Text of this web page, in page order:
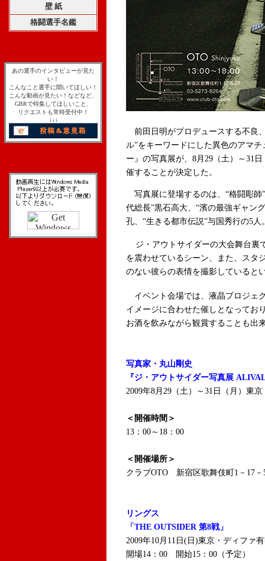
壁 紙
格闘選手名鑑
あの選手のインタビューが見た
い！
こんなこと選手に聞いてほしい！
こんな動画が見たい！などなど、
GBRで特集してほしいこと、
リクエストも常時受付中！
↓↓↓
前田日明がプロデュースする不良
ル”をキーワードにした異色のアマ
ー』の写真展が、8月29（土）～31
催することが決定した。
写真展に登場するのは、“格闘彫師
代総長”黒石高大、“濱の最強ギャン
孔、“生きる都市伝説”与国秀行の5人
ジ・アウトサイダーの大会舞台裏
を震わせているシーン、また、スタ
のない彼らの表情を撮影していると
イベント会場では、液晶プロジェ
イメージに合わせた催しとなってお
お酒を飲みながら観賞することも出
写真家・丸山剛史
『ジ・アウトサイダー写真展
2009年8月29（土）～31日（月）東
＜開催時間＞
13：00～18：00
＜開催場所＞
クラブOTO 新宿区歌舞伎町1－17－
リングス
「THE OUTSIDER 第8戦」
2009年10月11日(日)東京・ディファ
開場14：00 開始15：00（予定）